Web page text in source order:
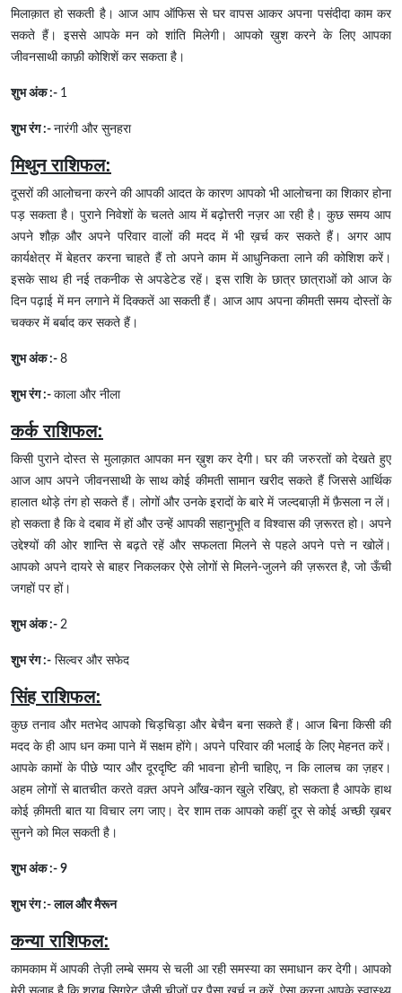
मिलाक़ात हो सकती है। आज आप ऑफिस से घर वापस आकर अपना पसंदीदा काम कर
सकते हैं। इससे आपके मन को शांति मिलेगी। आपको ख़ुश करने के लिए आपका
जीवनसाथी काफ़ी कोशिशें कर सकता है।
शुभ अंक :- 1
शुभ रंग :- नारंगी और सुनहरा
मिथुन राशिफल:
दूसरों की आलोचना करने की आपकी आदत के कारण आपको भी आलोचना का शिकार होना
पड़ सकता है। पुराने निवेशों के चलते आय में बढ़ोत्तरी नज़र आ रही है। कुछ समय आप
अपने शौक़ और अपने परिवार वालों की मदद में भी ख़र्च कर सकते हैं। अगर आप
कार्यक्षेत्र में बेहतर करना चाहते हैं तो अपने काम में आधुनिकता लाने की कोशिश करें।
इसके साथ ही नई तकनीक से अपडेटेड रहें। इस राशि के छात्र छात्राओं को आज के
दिन पढ़ाई में मन लगाने में दिक्कतें आ सकती हैं। आज आप अपना कीमती समय दोस्तों के
चक्कर में बर्बाद कर सकते हैं।
शुभ अंक :- 8
शुभ रंग :- काला और नीला
कर्क राशिफल:
किसी पुराने दोस्त से मुलाक़ात आपका मन ख़ुश कर देगी। घर की जरुरतों को देखते हुए
आज आप अपने जीवनसाथी के साथ कोई कीमती सामान खरीद सकते हैं जिससे आर्थिक
हालात थोड़े तंग हो सकते हैं। लोगों और उनके इरादों के बारे में जल्दबाज़ी में फ़ैसला न लें।
हो सकता है कि वे दबाव में हों और उन्हें आपकी सहानुभूति व विश्वास की ज़रूरत हो। अपने
उद्देश्यों की ओर शान्ति से बढ़ते रहें और सफलता मिलने से पहले अपने पत्ते न खोलें।
आपको अपने दायरे से बाहर निकलकर ऐसे लोगों से मिलने-जुलने की ज़रूरत है, जो ऊँची
जगहों पर हों।
शुभ अंक :- 2
शुभ रंग :- सिल्वर और सफेद
सिंह राशिफल:
कुछ तनाव और मतभेद आपको चिड़चिड़ा और बेचैन बना सकते हैं। आज बिना किसी की
मदद के ही आप धन कमा पाने में सक्षम होंगे। अपने परिवार की भलाई के लिए मेहनत करें।
आपके कामों के पीछे प्यार और दूरदृष्टि की भावना होनी चाहिए, न कि लालच का ज़हर।
अहम लोगों से बातचीत करते वक़्त अपने आँख-कान खुले रखिए, हो सकता है आपके हाथ
कोई क़ीमती बात या विचार लग जाए। देर शाम तक आपको कहीं दूर से कोई अच्छी ख़बर
सुनने को मिल सकती है।
शुभ अंक :- 9
शुभ रंग :- लाल और मैरून
कन्या राशिफल:
कामकाम में आपकी तेज़ी लम्बे समय से चली आ रही समस्या का समाधान कर देगी। आपको